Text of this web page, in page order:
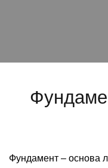
Фундамент – основа